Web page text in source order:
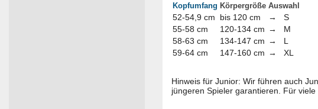
Kopfumfang Körpergröße Auswahl
52-54,9 cm bis 120 cm →
S
55-58 cm
120-134 cm →
M
58-63 cm
134-147 cm →
L
59-64 cm
147-160 cm → XL
Hinweis für Junior: Wir führen auch
jüngeren Spieler garantieren. Für